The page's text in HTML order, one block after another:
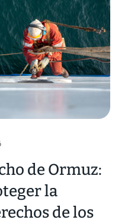
de Ormuz:
la
de los